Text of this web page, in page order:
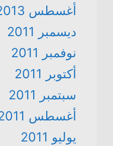
أغسطس 2013
ديسمبر 2011
نوفمبر 2011
أكتوبر 2011
سبتمبر 2011
أغسطس 2011
يوليو 2011